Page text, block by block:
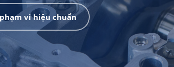
vi hiệu chuẩn